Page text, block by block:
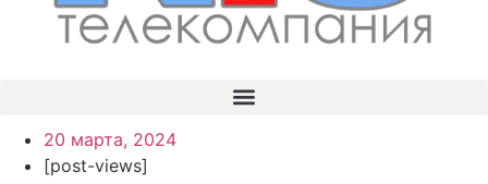
20 марта, 2024
[post-views]